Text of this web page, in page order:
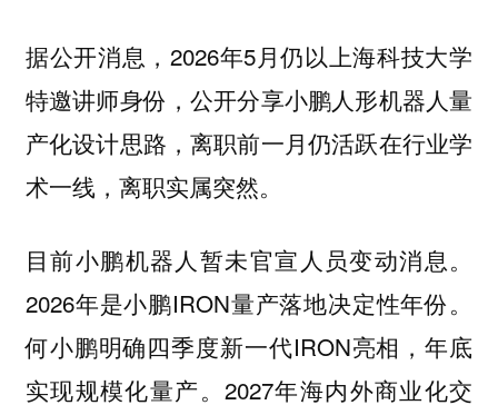
据公开消息，2026年5月仍以上海科技大学
特邀讲师身份，公开分享小鹏人形机器人量
产化设计思路，离职前一月仍活跃在行业学
术一线，离职实属突然。
目前小鹏机器人暂未官宣人员变动消息。
2026年是小鹏IRON量产落地决定性年份。
何小鹏明确四季度新一代IRON亮相，年底
实现规模化量产。2027年海内外商业化交